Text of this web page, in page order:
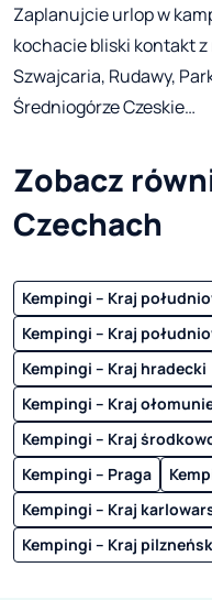
Zaplanujcie urlop w
kochacie bliski kontakt
Szwajcaria, Rudawy,
Średniogórze Czeskie…
Zobacz
Czechach
Kempingi – Kraj
Kempingi – Kraj
Kempingi – Kraj hradecki
Kempingi – Kraj
Kempingi – Kraj
Kempingi – Praga
Kempingi – Kraj
Kempingi – Kraj